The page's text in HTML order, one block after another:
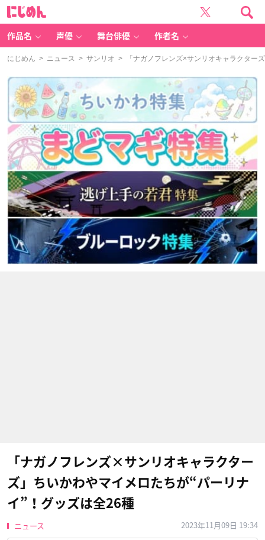
作品名 声優 舞台俳優 作者名
にじめん > ニュース > サンリオ > 「ナガノフレンズ×サンリオキャラクター
「ナガノフレンズ×サンリオキャラクター
ズ」ちいかわやマイメロたちが“パーリナ
イ”！グッズは全26種
ニュース 2023年11月09日 19:34